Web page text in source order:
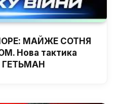
МАЙЖЕ СОТНЯ
Нова тактика
ГЕТЬМАН